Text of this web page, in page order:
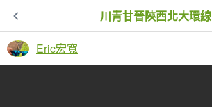
川青甘晉陝西北大環線
Eric宏寬